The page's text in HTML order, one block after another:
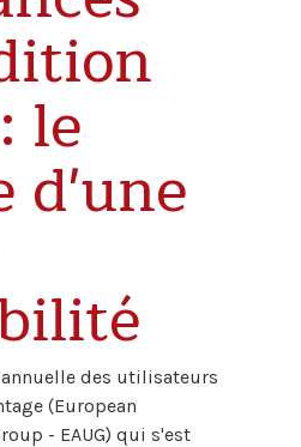
le
d'une
des utilisateurs
(European
- EAUG) qui s'est